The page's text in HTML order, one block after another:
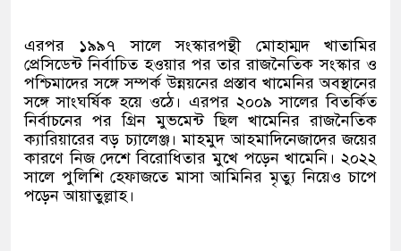
এরপর ১৯৯৭ সালে সংস্কারপন্থী মোহাম্মদ খাতামির
প্রেসিডেন্ট নির্বাচিত হওয়ার পর তার রাজনৈতিক সংস্কার ও
পশ্চিমাদের সঙ্গে সম্পর্ক উন্নয়নের প্রস্তাব খামেনির অবস্থানের
সঙ্গে সাংঘর্ষিক হয়ে ওঠে। এরপর ২০০৯ সালের বিতর্কিত
নির্বাচনের পর গ্রিন মুভমেন্ট ছিল খামেনির রাজনৈতিক
ক্যারিয়ারের বড় চ্যালেঞ্জ। মাহমুদ আহমাদিনেজাদের জয়ের
কারণে নিজ দেশে বিরোধিতার মুখে পড়েন খামেনি। ২০২২
সালে পুলিশি হেফাজতে মাসা আমিনির মৃত্যু নিয়েও চাপে
পড়েন আয়াতুল্লাহ।